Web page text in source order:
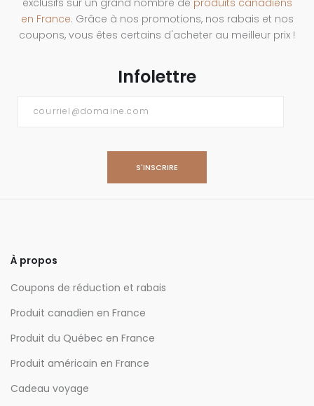
exclusifs sur un grand nombre de produits canadiens
en France. Grâce à nos promotions, nos rabais et nos
coupons, vous êtes certains d'acheter au meilleur prix !
Infolettre
À propos
Coupons de réduction et rabais
Produit canadien en France
Produit du Québec en France
Produit américain en France
Cadeau voyage